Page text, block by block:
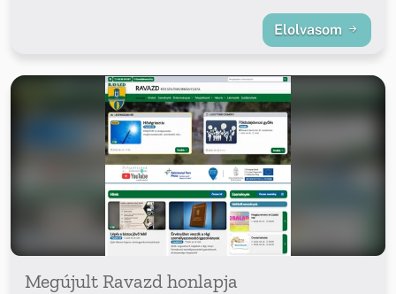
Elolvasom
Megújult Ravazd honlapja